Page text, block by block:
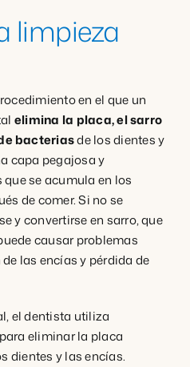
limpieza
en el que un
elimina la placa, el sarro
bacteriasde los dientes y
capa pegajosa y
se acumula en los
de comer. Si no se
y convertirse en sarro, que
causar problemas
las encías y pérdida de
el dentista utiliza
eliminar la placa
dientes y las encías.